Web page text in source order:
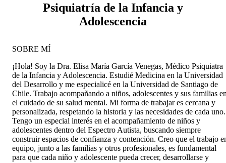
Psiquiatría de la Infancia y
Adolescencia
SOBRE MÍ
¡Hola! Soy la Dra. Elisa María García Venegas, Médico Psiquiatra
de la Infancia y Adolescencia. Estudié Medicina en la Universidad
del Desarrollo y me especialicé en la Universidad de Santiago de
Chile. Trabajo acompañando a niños, adolescentes y sus familias
el cuidado de su salud mental. Mi forma de trabajar es cercana y
personalizada, respetando la historia y las necesidades de cada uno.
Tengo un especial interés en el acompañamiento de niños y
adolescentes dentro del Espectro Autista, buscando siempre
construir espacios de confianza y contención. Creo que el trabajo
equipo, junto a las familias y otros profesionales, es fundamental
para que cada niño y adolescente pueda crecer, desarrollarse y